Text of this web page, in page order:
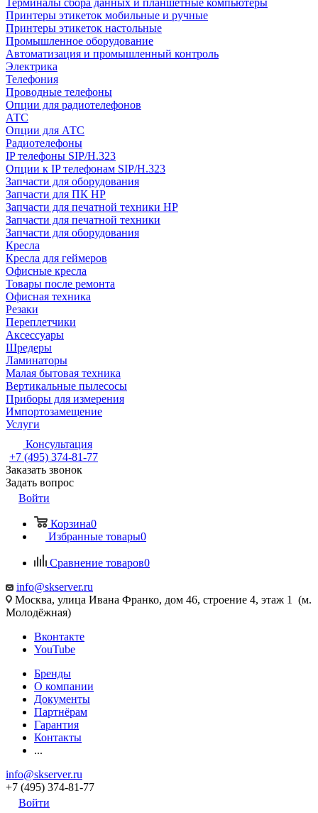
Терминалы сбора данных и планшетные компьютеры
Принтеры этикеток мобильные и ручные
Принтеры этикеток настольные
Промышленное оборудование
Автоматизация и промышленный контроль
Электрика
Телефония
Проводные телефоны
Опции для радиотелефонов
АТС
Опции для АТС
Радиотелефоны
IP телефоны SIP/H.323
Опции к IP телефонам SIP/H.323
Запчасти для оборудования
Запчасти для ПК HP
Запчасти для печатной техники HP
Запчасти для печатной техники
Запчасти для оборудования
Кресла
Кресла для геймеров
Офисные кресла
Товары после ремонта
Офисная техника
Резаки
Переплетчики
Аксессуары
Шредеры
Ламинаторы
Малая бытовая техника
Вертикальные пылесосы
Приборы для измерения
Импортозамещение
Услуги
Консультация
+7 (495) 374-81-77
Заказать звонок
Задать вопрос
Войти
Корзина0
Избранные товары0
Сравнение товаров0
info@skserver.ru
Москва, улица Ивана Франко, дом 46, строение 4, этаж 1 (м.
Молодёжная)
Вконтакте
YouTube
Бренды
О компании
Документы
Партнёрам
Гарантия
Контакты
...
info@skserver.ru
+7 (495) 374-81-77
Войти